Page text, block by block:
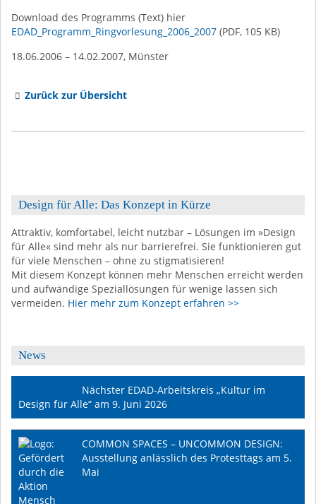
Download des Programms (Text) hier
EDAD_Programm_Ringvorlesung_2006_2007 (PDF, 105 KB)
18.06.2006 – 14.02.2007, Münster
Zurück zur Übersicht
Design für Alle: Das Konzept in Kürze
Attraktiv, komfortabel, leicht nutzbar – Lösungen im »Design
für Alle« sind mehr als nur barrierefrei. Sie funktionieren gut
für viele Menschen – ohne zu stigmatisieren!
Mit diesem Konzept können mehr Menschen erreicht werden
und aufwändige Speziallösungen für wenige lassen sich
vermeiden. Hier mehr zum Konzept erfahren >>
News
Nächster EDAD-Arbeitskreis „Kultur im
Design für Alle“ am 9. Juni 2026
COMMON SPACES – UNCOMMON DESIGN:
Ausstellung anlässlich des Protesttags am 5.
Mai